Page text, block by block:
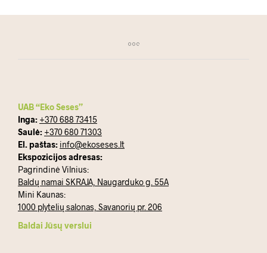
UAB “Eko Seses”
Inga: +370 688 73415
Saulė: +370 680 71303
El. paštas: info@ekoseses.lt
Ekspozicijos adresas:
Pagrindinė Vilnius:
Baldų namai SKRAJA, Naugarduko g. 55A
Mini Kaunas:
1000 plytelių salonas, Savanorių pr. 206
Baldai Jūsų verslui